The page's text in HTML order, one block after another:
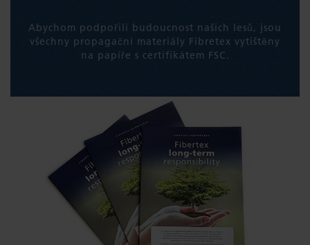
Abychom podpořili budoucnost našich lesů, jsou
všechny propagační materiály Fibretex vytištěny
na papíře s certifikátem FSC.